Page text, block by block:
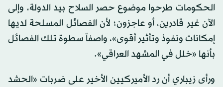
الحكومات طرحوا موضوع حصر السلاح بيد الدولة، وإلى
الآن غير قادرين، أو عاجزون؛ لأن الفصائل المسلحة لديها
إمكانات ونفوذ وتأثير أقوى»، واصفاً سطوة تلك الفصائل
بأنها «خلل في المشهد العراقي».
ورأى زيباري أن رد الأميركيين الأخير على ضربات «الحشد